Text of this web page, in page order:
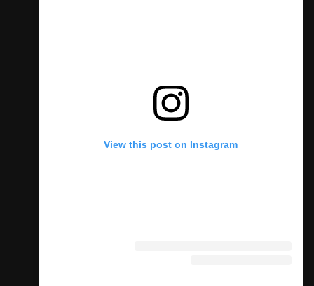
View this post on Instagram